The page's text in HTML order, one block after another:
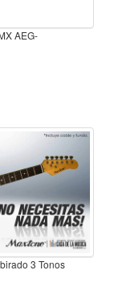
AEG-
3 Tonos